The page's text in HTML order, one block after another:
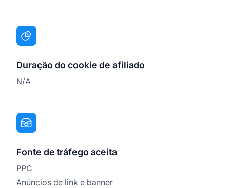
Duração do cookie de afiliado
N/A
Fonte de tráfego aceita
PPC
Anúncios de link e banner